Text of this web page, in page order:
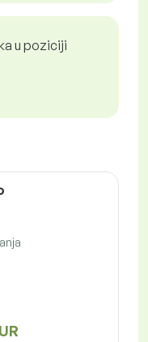
u poziciji